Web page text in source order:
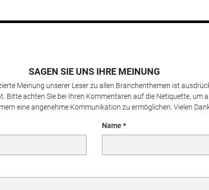
SAGEN SIE UNS IHRE MEINUNG
Meinung unserer Leser zu allen Branchenthemen ist
Bitte achten Sie bei Ihren Kommentaren auf die Netiquette, um
eine angenehme Kommunikation zu ermöglichen. Vielen
Name